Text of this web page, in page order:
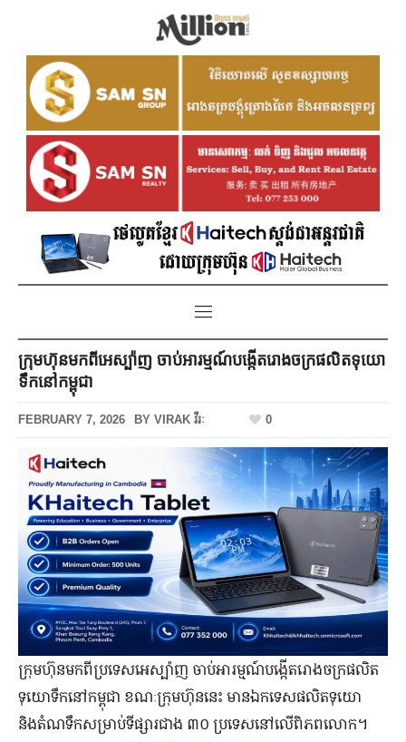
ក្រុមហ៊ុន​មកពីអេស្ប៉ាញ​ ចាប់អារម្មណ៍បង្កើតរោងចក្រផលិតទុយោ
ទឹកនៅកម្ពុជា
FEBRUARY 7, 2026 BY VIRAK វីរៈ 0
ក្រុមហ៊ុនមកពីប្រទេស​អេស្ប៉ាញ​ ចាប់អារម្មណ៍បង្កើតរោងចក្រផលិត
ទុយោទឹកនៅកម្ពុជា ខណៈក្រុមហ៊ុននេះ មានឯកទេសផលិតទុយោ
និងតំណទឹកសម្រាប់ទីផ្សារជាង ៣០ ប្រទេសនៅលើពិភពលោក។